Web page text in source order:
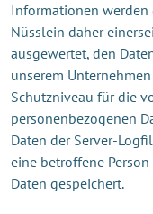
Informationen
Nüsslein daher
ausgewertet, den
unserem
Schutzniveau für die
personenbezogenen
Daten der Server-
eine betroffene
Daten gespeichert.